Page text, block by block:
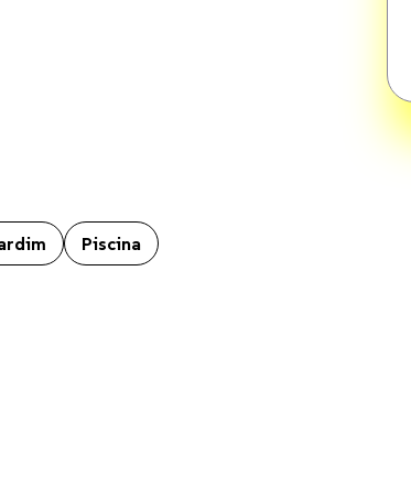
Cerca elétrica, Churrasqueira, Espaço gourmet,
Piscina